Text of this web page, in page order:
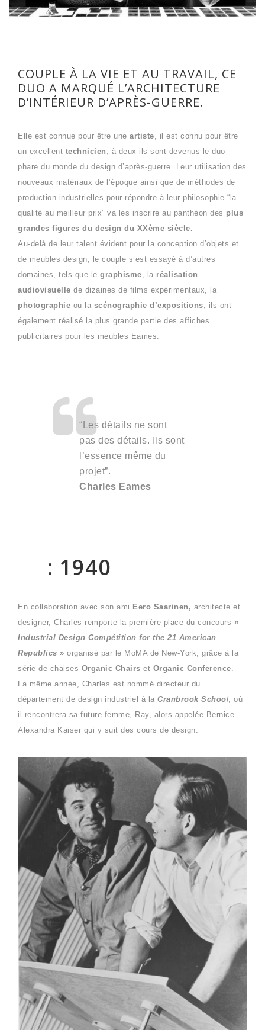
COUPLE À LA VIE ET AU TRAVAIL, CE
DUO A MARQUÉ L’ARCHITECTURE
D’INTÉRIEUR D’APRÈS-GUERRE.
Elle est connue pour être une artiste, il est connu pour être
un excellent technicien , à deux ils sont devenus le duo
phare du monde du design d’après-guerre. Leur utilisation des
nouveaux matériaux de l’époque ainsi que de méthodes de
production industrielles pour répondre à leur philosophie “la
qualité au meilleur prix” va les inscrire au panthéon des plus
grandes figures du design du XXème siècle.
Au-delà de leur talent évident pour la conception d’objets et
de meubles design, le couple s’est essayé à d’autres
domaines, tels que le graphisme, la réalisation
audiovisuelle de dizaines de films expérimentaux, la
photographie ou la scénographie d’expositions, ils ont
également réalisé la plus grande partie des affiches
publicitaires pour les meubles Eames.
“Les détails ne sont
pas des détails. Ils sont
l’essence même du
projet”.
Charles Eames
: 1940
En collaboration avec son ami Eero Saarinen, architecte et
designer, Charles remporte la première place du concours «
Industrial Design Compétition for the 21 American
Republics » organisé par le MoMA de New-York, grâce à la
série de chaises Organic Chairs et Organic Conference.
La même année, Charles est nommé directeur du
département de design industriel à la Cranbrook School, où
il rencontrera sa future femme, Ray, alors appelée Bernice
Alexandra Kaiser qui y suit des cours de design.